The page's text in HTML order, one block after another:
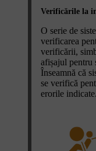
Verificările la
O serie de
verificarea
verificării,
afișajul pentru
Înseamnă că
se verifică
erorile indicate.